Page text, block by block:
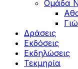
Ομάδα
Δράσεις
Εκδόσεις
Εκδηλώσεις
Τεκμηρία